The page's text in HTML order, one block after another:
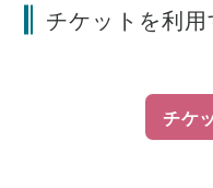
チケットを利用
チケ